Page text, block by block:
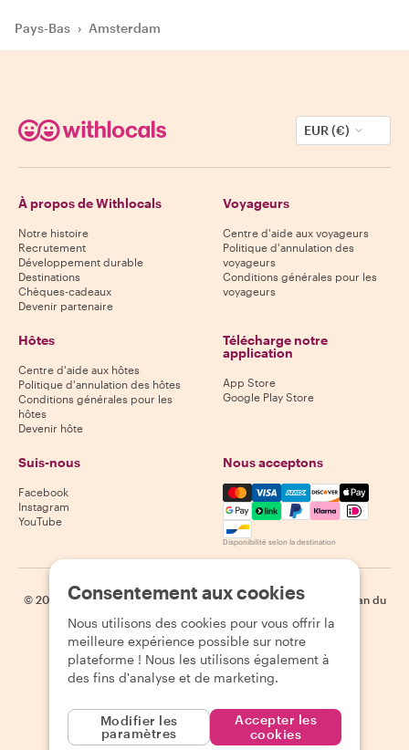
Pays-Bas › Amsterdam
EUR (€)
À propos de Withlocals
Notre histoire
Recrutement
Développement durable
Destinations
Chèques-cadeaux
Devenir partenaire
Voyageurs
Centre d'aide aux voyageurs
Politique d'annulation des
voyageurs
Conditions générales pour les
voyageurs
Hôtes
Centre d'aide aux hôtes
Politique d'annulation des hôtes
Conditions générales pour les
hôtes
Devenir hôte
Télécharge notre
application
App Store
Google Play Store
Suis-nous
Facebook
Instagram
YouTube
Nous acceptons
Mastercard, Visa, Amex,
Disponibilité selon la destination
© 2026 Withlocals.com | Politique de confidentialité | Cookies
Plan du
site
Consentement aux cookies
Nous utilisons des cookies pour vous offrir la
meilleure expérience possible sur notre
plateforme ! Nous les utilisons également à
des fins d'analyse et de marketing.
Modifier les
paramètres
Accepter les
cookies